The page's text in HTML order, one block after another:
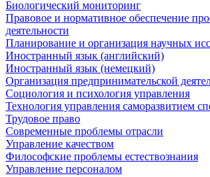
Биологический мониторинг
Правовое и нормативное обеспечение
деятельности
Планирование и организация научных
Иностранный язык (английский)
Иностранный язык (немецкий)
Организация предпринимательской
Социология и психология управления
Технология управления саморазвитием
Трудовое право
Современные проблемы отрасли
Управление качеством
Философские проблемы естествознания
Управление персоналом